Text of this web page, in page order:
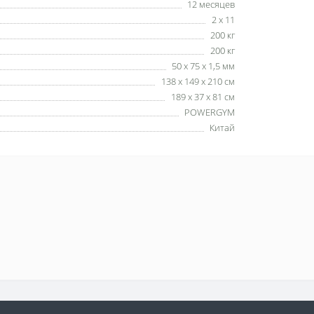
12 месяцев
2 х 11
200 кг
200 кг
50 х 75 х 1,5 мм
138 х 149 х 210 см
189 х 37 х 81 см
POWERGYM
Китай